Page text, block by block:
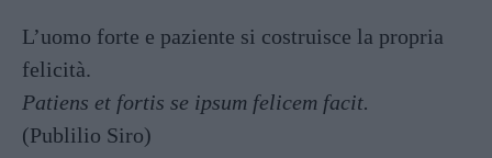
L’uomo forte e paziente si costruisce la propria
felicità.
Patiens et fortis se ipsum felicem facit.
(Publilio Siro)